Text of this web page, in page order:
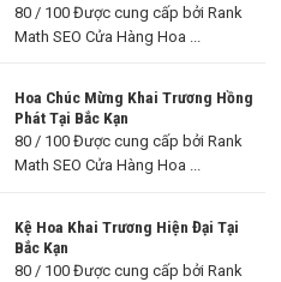
80 / 100 Được cung cấp bởi Rank
Math SEO Cửa Hàng Hoa ...
Hoa Chúc Mừng Khai Trương Hồng
Phát Tại Bắc Kạn
80 / 100 Được cung cấp bởi Rank
Math SEO Cửa Hàng Hoa ...
Kệ Hoa Khai Trương Hiện Đại Tại
Bắc Kạn
80 / 100 Được cung cấp bởi Rank